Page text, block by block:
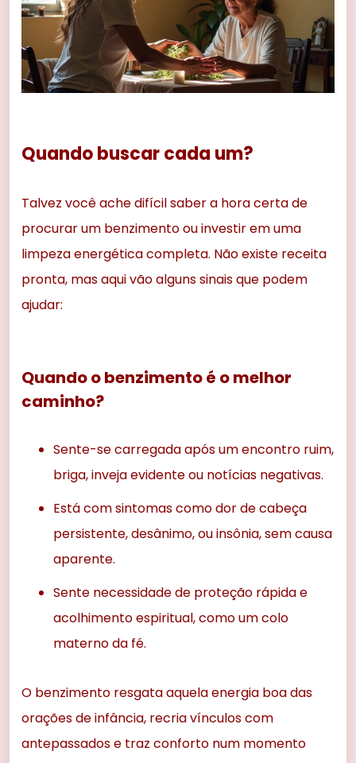
Quando buscar cada um?
Talvez você ache difícil saber a hora certa de
procurar um benzimento ou investir em uma
limpeza energética completa. Não existe receita
pronta, mas aqui vão alguns sinais que podem
ajudar:
Quando o benzimento é o melhor
caminho?
Sente-se carregada após um encontro ruim,
briga, inveja evidente ou notícias negativas.
Está com sintomas como dor de cabeça
persistente, desânimo, ou insônia, sem causa
aparente.
Sente necessidade de proteção rápida e
acolhimento espiritual, como um colo
materno da fé.
O benzimento resgata aquela energia boa das
orações de infância, recria vínculos com
antepassados e traz conforto num momento